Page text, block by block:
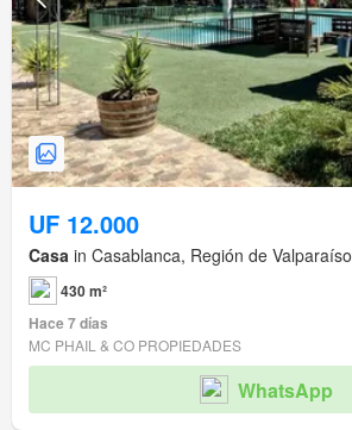
UF 12.000
Casa in Casablanca, Región de Valparaíso
430 m²
Hace 7 días
MC PHAIL & CO PROPIEDADES
WhatsApp